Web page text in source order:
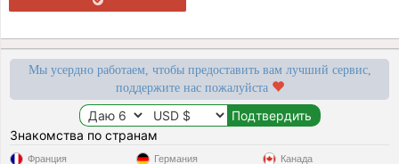
Мы усердно работаем, чтобы предоставить вам лучший сервис,
поддержите нас пожалуйста
Знакомства по странам
Франция Германия Канада